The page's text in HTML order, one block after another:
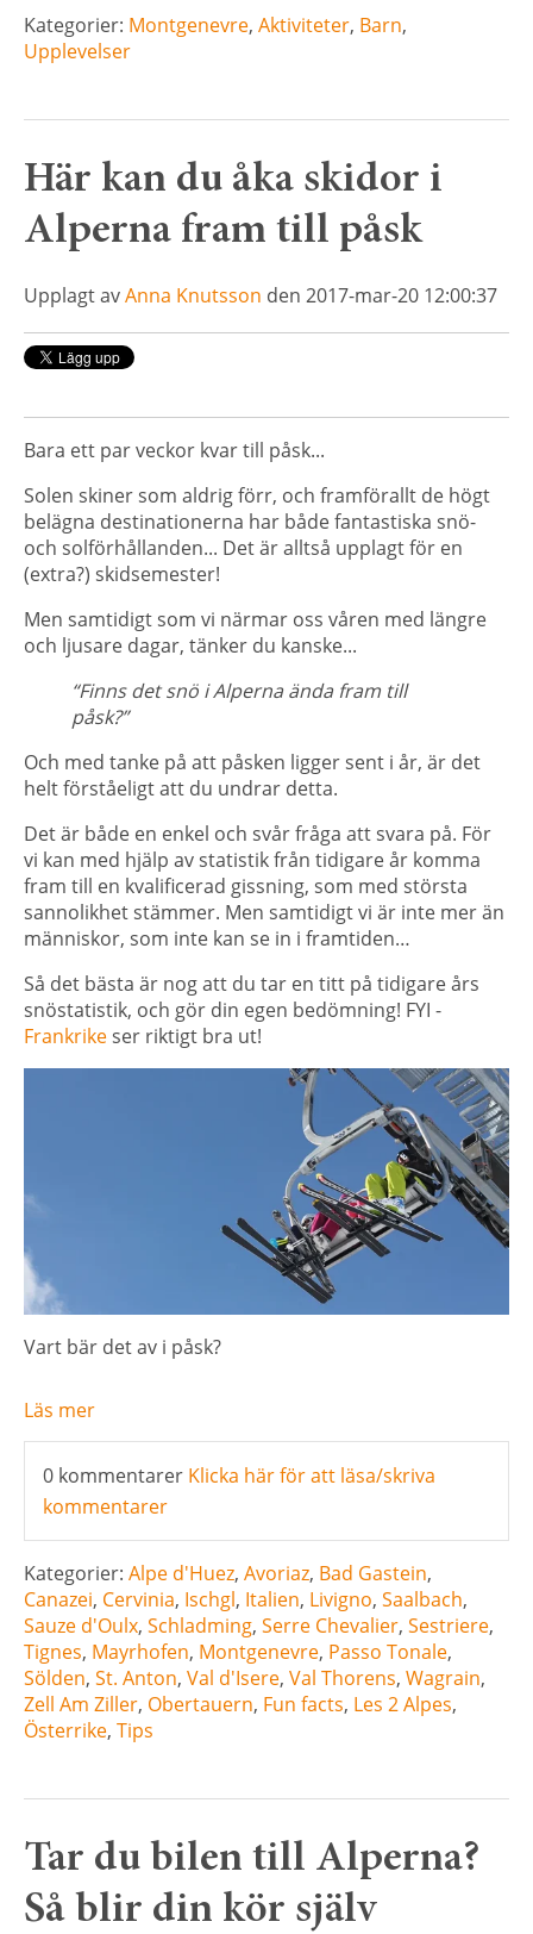
Kategorier: Montgenevre, Aktiviteter, Barn,
Upplevelser
Här kan du åka skidor i
Alperna fram till påsk
Upplagt avAnna Knutsson den 2017-mar-20 12:00:37
Bara ett par veckor kvar till påsk...
Solen skiner som aldrig förr, och framförallt de högt
belägna destinationerna har både fantastiska snö-
och solförhållanden... Det är alltså upplagt för en
(extra?) skidsemester!
Men samtidigt som vi närmar oss våren med längre
och ljusare dagar, tänker du kanske...
“Finns det snö i Alperna ända fram till
påsk?”
Och med tanke på att påsken ligger sent i år, är det
helt förståeligt att du undrar detta.
Det är både en enkel och svår fråga att svara på. För
vi kan med hjälp av statistik från tidigare år komma
fram till en kvalificerad gissning, som med största
sannolikhet stämmer. Men samtidigt vi är inte mer än
människor, som inte kan se in i framtiden…
Så det bästa är nog att du tar en titt på tidigare års
snöstatistik, och gör din egen bedömning! FYI -
Frankrikeser riktigt bra ut!
Vart bär det av i påsk?
Läs mer
0 kommentarer Klicka här för att läsa/skriva
kommentarer
Kategorier: Alpe d'Huez, Avoriaz, Bad Gastein,
Canazei, Cervinia, Ischgl, Italien, Livigno, Saalbach,
Sauze d'Oulx, Schladming, Serre Chevalier, Sestriere,
Tignes, Mayrhofen, Montgenevre, Passo Tonale,
Sölden, St. Anton, Val d'Isere, Val Thorens, Wagrain,
Zell Am Ziller, Obertauern, Fun facts, Les 2 Alpes,
Österrike, Tips
Tar du bilen till Alperna?
Så blir din kör själv